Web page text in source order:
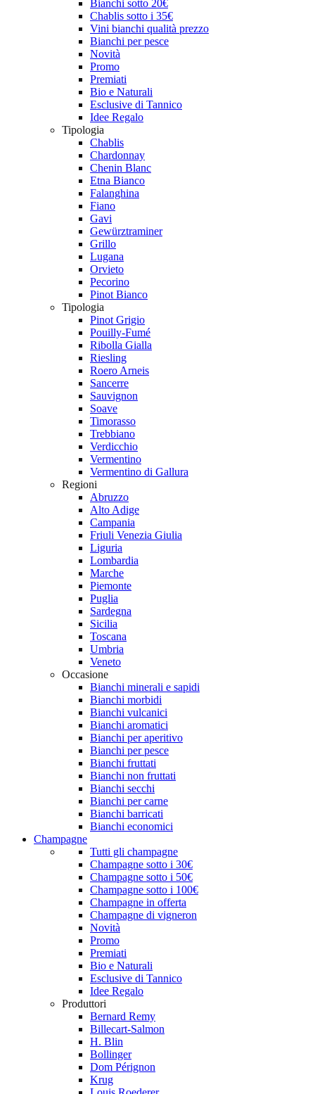
Bianchi sotto 20€
Chablis sotto i 35€
Vini bianchi qualità prezzo
Bianchi per pesce
Novità
Promo
Premiati
Bio e Naturali
Esclusive di Tannico
Idee Regalo
Tipologia
Chablis
Chardonnay
Chenin Blanc
Etna Bianco
Falanghina
Fiano
Gavi
Gewürztraminer
Grillo
Lugana
Orvieto
Pecorino
Pinot Bianco
Tipologia
Pinot Grigio
Pouilly-Fumé
Ribolla Gialla
Riesling
Roero Arneis
Sancerre
Sauvignon
Soave
Timorasso
Trebbiano
Verdicchio
Vermentino
Vermentino di Gallura
Regioni
Abruzzo
Alto Adige
Campania
Friuli Venezia Giulia
Liguria
Lombardia
Marche
Piemonte
Puglia
Sardegna
Sicilia
Toscana
Umbria
Veneto
Occasione
Bianchi minerali e sapidi
Bianchi morbidi
Bianchi vulcanici
Bianchi aromatici
Bianchi per aperitivo
Bianchi per pesce
Bianchi fruttati
Bianchi non fruttati
Bianchi secchi
Bianchi per carne
Bianchi barricati
Bianchi economici
Champagne
Tutti gli champagne
Champagne sotto i 30€
Champagne sotto i 50€
Champagne sotto i 100€
Champagne in offerta
Champagne di vigneron
Novità
Promo
Premiati
Bio e Naturali
Esclusive di Tannico
Idee Regalo
Produttori
Bernard Remy
Billecart-Salmon
H. Blin
Bollinger
Dom Pérignon
Krug